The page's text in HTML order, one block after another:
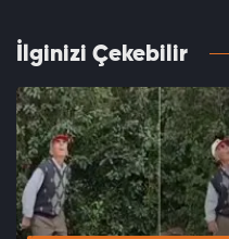
İlginizi Çekebilir